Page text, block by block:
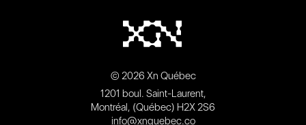
© 2026 Xn Québec
1201 boul. Saint-Laurent,
Montréal, (Québec) H2X 2S6
info@xnquebec.co